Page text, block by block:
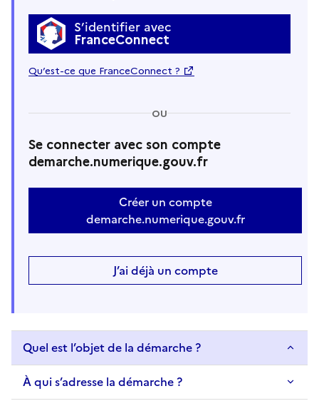
S’identifier avec
FranceConnect
Qu’est-ce que FranceConnect ?
OU
Se connecter avec son compte
demarche.numerique.gouv.fr
Créer un compte
demarche.numerique.gouv.fr
J’ai déjà un compte
Quel est l’objet de la démarche ?
À qui s’adresse la démarche ?